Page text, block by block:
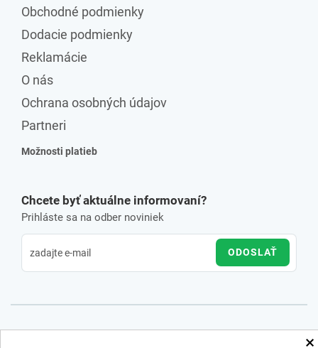
Obchodné podmienky
Dodacie podmienky
Reklamácie
O nás
Ochrana osobných údajov
Partneri
Možnosti platieb
Chcete byť aktuálne informovaní?
Prihláste sa na odber noviniek
ODOSLAŤ
×